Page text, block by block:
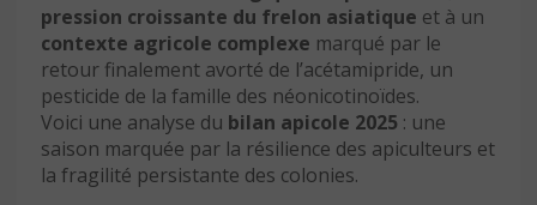
pression croissante du frelon asiatique et à un
contexte agricole complexe marqué par le
retour finalement avorté de l’acétamipride, un
pesticide de la famille des néonicotinoïdes.
Voici une analyse du bilan apicole 2025 : une
saison marquée par la résilience des apiculteurs et
la fragilité persistante des colonies.